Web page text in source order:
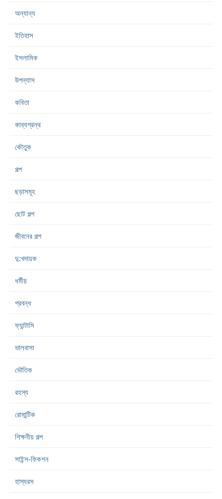
অন্যান্য
ইতিহাস
ইসলামিক
উপন্যাস
কবিতা
কাব্যগ্রন্থ
কৌতুক
গল্প
ছড়াসমূহ
ছোট গল্প
জীবনের গল্প
দু:খদায়ক
ধর্মীয়
প্রবন্ধ
ফ্যান্টাসি
ভালবাসা
ভৌতিক
রহস্য
রোমান্টিক
শিক্ষনীয় গল্প
সাইন্স-ফিকশন
হাস্যরস